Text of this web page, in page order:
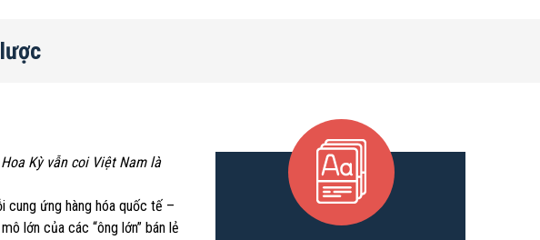
Kỳ vẫn coi Việt Nam là
cung ứng hàng hóa quốc tế –
lớn của các “ông lớn” bán lẻ